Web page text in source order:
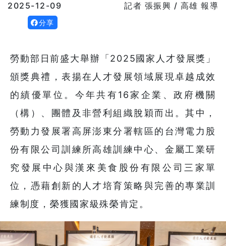
2025-12-09 記者 張振興 / 高雄 報導
分享
勞動部日前盛大舉辦「2025國家人才發展獎」
頒獎典禮，表揚在人才發展領域展現卓越成效
的績優單位。今年共有16家企業、政府機關
（構）、團體及非營利組織脫穎而出。其中，
勞動力發展署高屏澎東分署轄區的台灣電力股
份有限公司訓練所高雄訓練中心、金屬工業研
究發展中心與漢來美食股份有限公司三家單
位，憑藉創新的人才培育策略與完善的專業訓
練制度，榮獲國家級殊榮肯定。